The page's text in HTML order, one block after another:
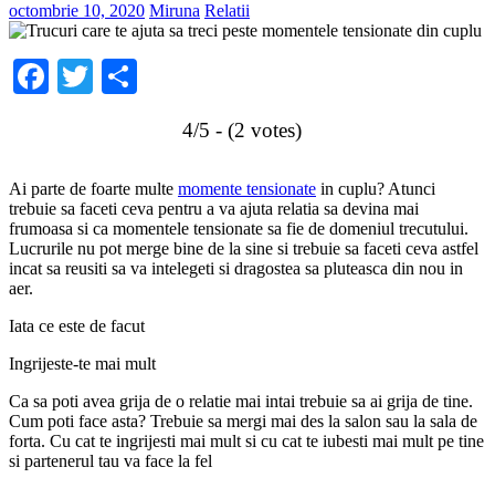
octombrie 10, 2020 Miruna Relatii
Facebook
Twitter
4/5 - (2 votes)
Ai parte de foarte multe momente tensionate in cuplu? Atunci
trebuie sa faceti ceva pentru a va ajuta relatia sa devina mai
frumoasa si ca momentele tensionate sa fie de domeniul trecutului.
Lucrurile nu pot merge bine de la sine si trebuie sa faceti ceva astfel
incat sa reusiti sa va intelegeti si dragostea sa pluteasca din nou in
aer.
Iata ce este de facut
Ingrijeste-te mai mult
Ca sa poti avea grija de o relatie mai intai trebuie sa ai grija de tine.
Cum poti face asta? Trebuie sa mergi mai des la salon sau la sala de
forta. Cu cat te ingrijesti mai mult si cu cat te iubesti mai mult pe tine
si partenerul tau va face la fel